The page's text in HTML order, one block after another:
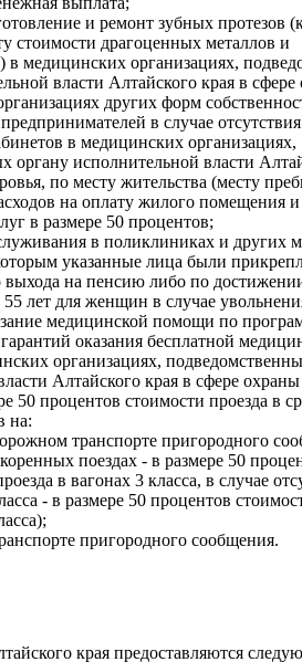
и ремонт зубных протезов
стоимости драгоценных металлов и
в медицинских организациях,
власти Алтайского края в
других форм
в случае отсутствия
в медицинских организациях,
органу исполнительной власти
по месту жительства (месту
на оплату жилого помещения и
в размере 50 процентов;
в поликлиниках и других
указанные лица были
на пенсию либо по
лет для женщин в случае
медицинской помощи по
оказания бесплатной
организациях,
Алтайского края в сфере охраны
50 процентов стоимости проезда в
на:
транспорте пригородного
поездах - в размере 50
в вагонах 3 класса, в случае
- в размере 50 процентов
пригородного сообщения.
края предоставляются